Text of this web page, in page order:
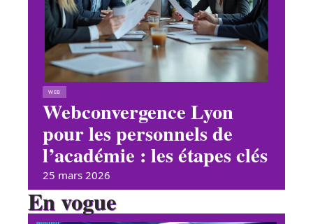
WEB
Webconvergence Lyon
pour les personnels de
l’académie : les étapes clés
25 mars 2026
En vogue